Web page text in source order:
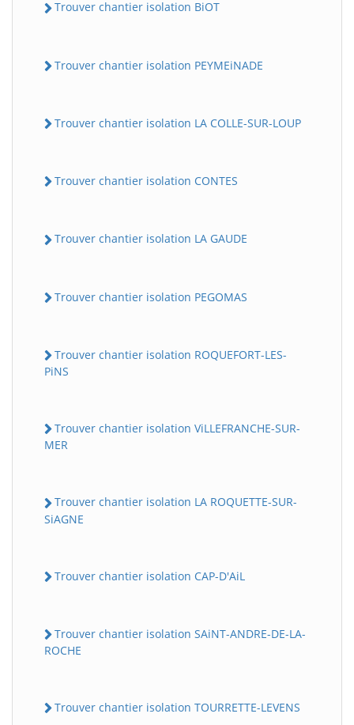
Trouver chantier isolation BiOT
Trouver chantier isolation PEYMEiNADE
Trouver chantier isolation LA COLLE-SUR-LOUP
Trouver chantier isolation CONTES
Trouver chantier isolation LA GAUDE
Trouver chantier isolation PEGOMAS
Trouver chantier isolation ROQUEFORT-LES-
PiNS
Trouver chantier isolation ViLLEFRANCHE-SUR-
MER
Trouver chantier isolation LA ROQUETTE-SUR-
SiAGNE
Trouver chantier isolation CAP-D'AiL
Trouver chantier isolation SAiNT-ANDRE-DE-LA-
ROCHE
Trouver chantier isolation TOURRETTE-LEVENS